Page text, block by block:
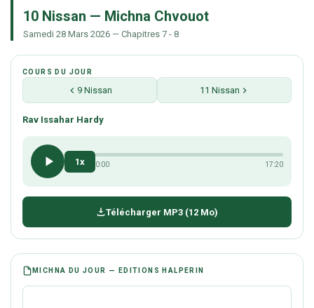
10 Nissan — Michna Chvouot
Samedi 28 Mars 2026 — Chapitres 7 - 8
COURS DU JOUR
9 Nissan 11 Nissan
Rav Issahar Hardy
0:00 17:20
1x
Télécharger MP3 (12 Mo)
MICHNA DU JOUR — EDITIONS HALPERIN